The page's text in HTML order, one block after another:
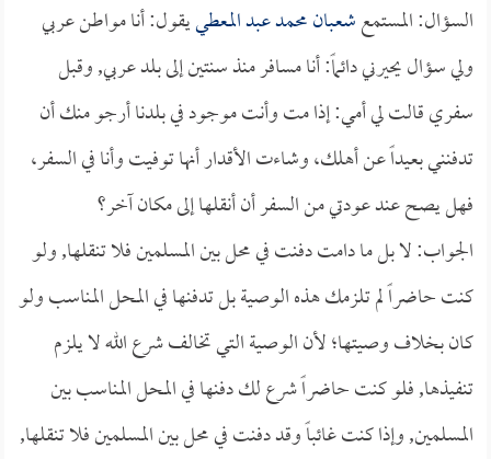
السؤال: المستمعشعبان محمد عبد المعطييقول: أنا مواطن عربي
ولي سؤال يحيرني دائماً: أنا مسافر منذ سنتين إلى بلد عربي, وقبل
سفري قالت لي أمي: إذا مت وأنت موجود في بلدنا أرجو منك أن
تدفنني بعيداً عن أهلك، وشاءت الأقدار أنها توفيت وأنا في السفر،
فهل يصح عند عودتي من السفر أن أنقلها إلى مكان آخر؟
الجواب: لا بل ما دامت دفنت في محل بين المسلمين فلا تنقلها, ولو
كنت حاضراً لم تلزمك هذه الوصية بل تدفنها في المحل المناسب ولو
كان بخلاف وصيتها؛ لأن الوصية التي تخالف شرع الله لا يلزم
تنفيذها, فلو كنت حاضراً شرع لك دفنها في المحل المناسب بين
المسلمين, وإذا كنت غائباً وقد دفنت في محل بين المسلمين فلا تنقلها,